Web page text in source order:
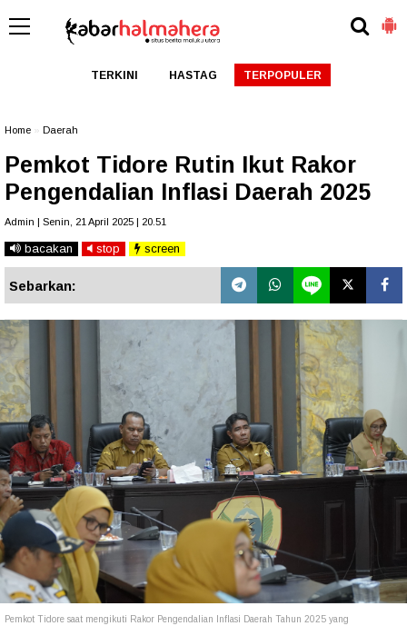
TERKINI HASTAG TERPOPULER
Home Daerah
Pemkot Tidore Rutin Ikut Rakor
Pengendalian Inflasi Daerah 2025
Admin | Senin, 21 April 2025 | 20.51
bacakan stop screen
Sebarkan:
Pemkot Tidore saat mengikuti Rakor Pengendalian Inflasi Daerah Tahun 2025 yang